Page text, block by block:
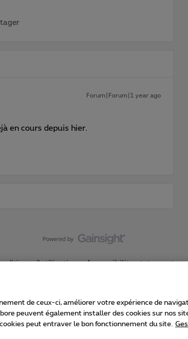
Forum|Forum|1 year ago
en cours depuis hier.
d'utilisation Accessibility statement
de ceux-ci, améliorer votre expérience de
peuvent également installer des cookies sur nos
peut entraver le bon fonctionnement du site.